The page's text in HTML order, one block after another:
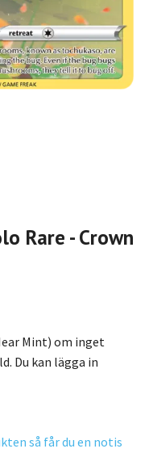
Rare - Crown
Mint) om inget
Du kan lägga in
så får du en notis